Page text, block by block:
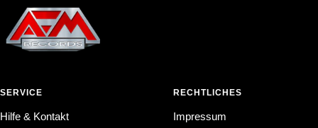
SERVICE
Hilfe & Kontakt
RECHTLICHES
Impressum